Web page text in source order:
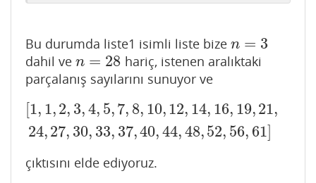
Bu durumda liste1 isimli liste bize n = 3
n=3
dahil ve n = 28
n=28
hariç, istenen aralıktaki
parçalanış sayılarını sunuyor ve
1, 1,2, 3,4, 5,7, 8, 10,12, 14, 16, 19,21,
24,27, 30, 33, 37,40,44,48,52, 56, 61
1,1,2 3,4,5 ,7,8,10,12,14,16,19 ,21, 24,27,30 ,33,
çıktısını elde ediyoruz.